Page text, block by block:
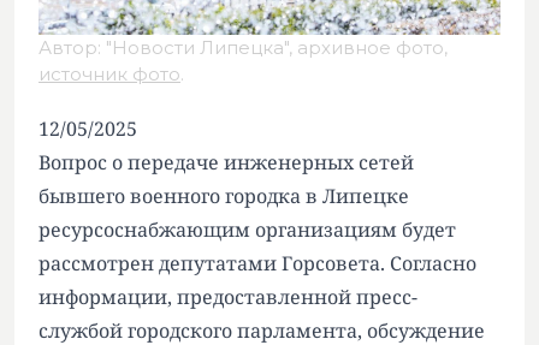
Автор: "Новости Липецка", архивное фото,
источник фото.
12/05/2025
Вопрос о передаче инженерных сетей
бывшего военного городка в Липецке
ресурсоснабжающим организациям будет
рассмотрен депутатами Горсовета. Согласно
информации, предоставленной пресс-
службой городского парламента, обсуждение